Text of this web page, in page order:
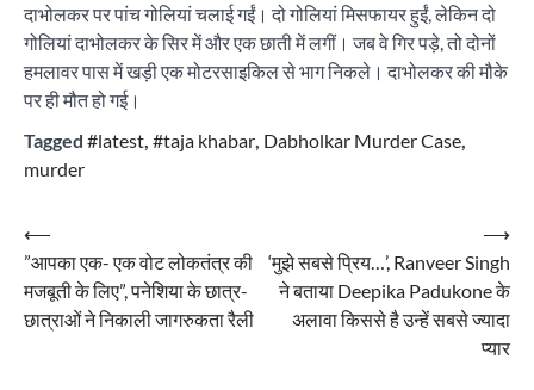
दाभोलकर पर पांच गोलियां चलाई गईं। दो गोलियां मिसफायर हुईं, लेकिन दो
गोलियां दाभोलकर के सिर में और एक छाती में लगीं। जब वे गिर पड़े, तो दोनों
हमलावर पास में खड़ी एक मोटरसाइकिल से भाग निकले। दाभोलकर की मौके
पर ही मौत हो गई।
Tagged #latest, #taja khabar, Dabholkar Murder Case,
murder
Post
navigation
⟵
”आपका एक- एक वोट लोकतंत्र की
मजबूती के लिए”, पनेशिया के छात्र-
छात्राओं ने निकाली जागरुकता रैली
‘मुझे सबसे प्रिय…’, Ranveer Singh
ने बताया Deepika Padukone के
अलावा किससे है उन्हें सबसे ज्यादा
प्यार
⟶